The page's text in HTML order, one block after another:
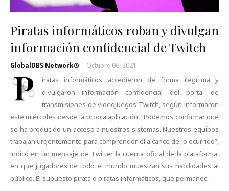
Piratas informáticos roban y divulgan
información confidencial de Twitch
GlobalDBS Network® - Octubre 06, 2021
P
iratas informáticos accedieron de forma ilegítima y
divulgaron información confidencial del portal de
transmisiones de videojuegos Twitch, según informaron
este miércoles desde la propia aplicación. “Podemos confirmar que
se ha producido un acceso a nuestros sistemas. Nuestros equipos
trabajan urgentemente para comprender el alcance de lo ocurrido”,
indicó en un mensaje de Twitter la cuenta oficial de la plataforma,
en que jugadores de todo el mundo muestran sus habilidades al
público. El supuesto pirata o piratas informáticos, que permanec…